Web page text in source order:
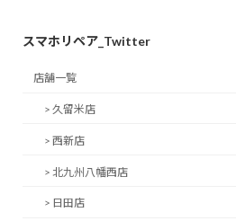
スマホリペア_Twitter
店舗一覧
> 久留米店
> 西新店
> 北九州八幡西店
> 日田店